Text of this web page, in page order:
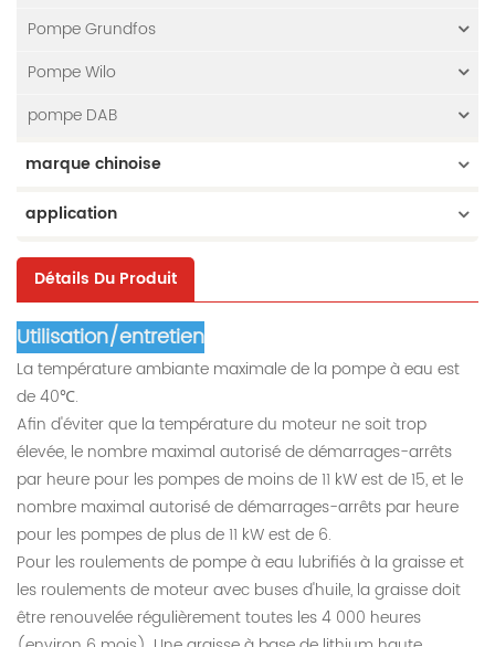
Pompe Grundfos
Pompe Wilo
pompe DAB
marque chinoise
application
Détails Du Produit
Utilisation/entretien
La température ambiante maximale de la pompe à eau est
de 40℃.
Afin d'éviter que la température du moteur ne soit trop
élevée, le nombre maximal autorisé de démarrages-arrêts
par heure pour les pompes de moins de 11 kW est de 15, et le
nombre maximal autorisé de démarrages-arrêts par heure
pour les pompes de plus de 11 kW est de 6.
Pour les roulements de pompe à eau lubrifiés à la graisse et
les roulements de moteur avec buses d'huile, la graisse doit
être renouvelée régulièrement toutes les 4 000 heures